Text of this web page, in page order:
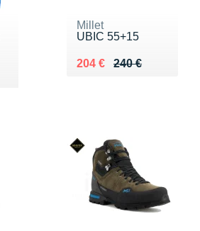
Millet
UBIC 55+15
240 €
Au lieu de 240 €
204 €
Vendu 204 €